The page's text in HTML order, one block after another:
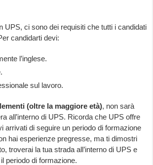
UPS, ci sono dei requisiti che tutti i candidati
candidarti devi:
l’inglese.
sul lavoro.
(oltre la maggiore età), non sarà
all’interno di UPS. Ricorda che UPS offre
arrivati di seguire un periodo di formazione
hai esperienze pregresse, ma ti dimostri
troverai la tua strada all’interno di UPS e
periodo di formazione.